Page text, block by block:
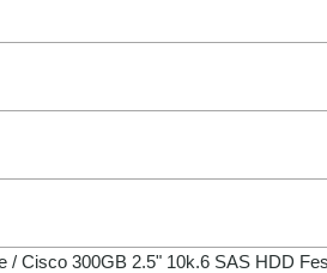
/ Cisco 300GB 2.5" 10k.6 SAS HDD